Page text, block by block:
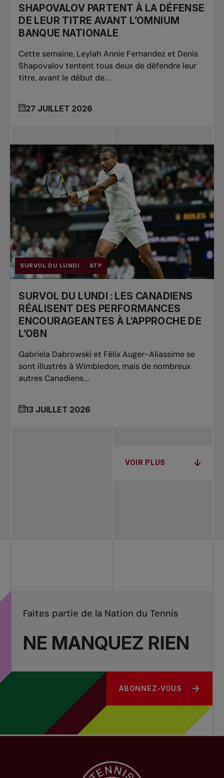
SHAPOVALOV PARTENT À LA DÉFENSE
DE LEUR TITRE AVANT L’OMNIUM
BANQUE NATIONALE
Cette semaine, Leylah Annie Fernandez et Denis
Shapovalov tentent tous deux de défendre leur
titre, avant le début de...
27 JUILLET 2026
SURVOL DU LUNDI ATP
SURVOL DU LUNDI : LES CANADIENS
RÉALISENT DES PERFORMANCES
ENCOURAGEANTES À L’APPROCHE DE
L’OBN
Gabriela Dabrowski et Félix Auger-Aliassime se
sont illustrés à Wimbledon, mais de nombreux
autres Canadiens...
13 JUILLET 2026
VOIR PLUS
NE MANQUEZ RIEN
Faites partie de la Nation du Tennis
ABONNEZ-VOUS